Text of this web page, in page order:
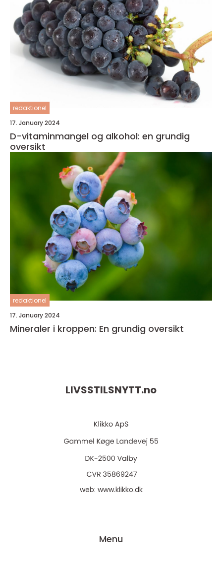
redaktionel
17. January 2024
D-vitaminmangel og alkohol: en grundig
oversikt
redaktionel
17. January 2024
Mineraler i kroppen: En grundig oversikt
LIVSSTILSNYTT.no
web: www.klikko.dk
Menu